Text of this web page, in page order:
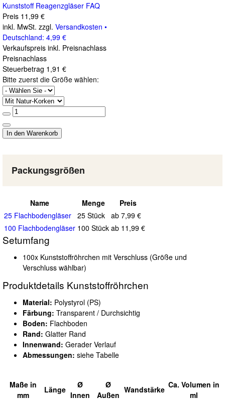
Kunststoff Reagenzgläser FAQ
Preis 11,99 €
inkl. MwSt. zzgl. Versandkosten •
Deutschland: 4,99 €
Verkaufspreis inkl. Preisnachlass
Preisnachlass
Steuerbetrag 1,91 €
Bitte zuerst die Größe wählen:
Packungsgrößen
Name Menge
Preis
25 Flachbodengläser 25 Stück ab 7,99 €
100 Flachbodengläser 100 Stück ab 11,99 €
Setumfang
100x Kunststoffröhrchen mit Verschluss (Größe und
Verschluss wählbar)
Produktdetails Kunststoffröhrchen
Material: Polystyrol (PS)
Färbung: Transparent / Durchsichtig
Boden: Flachboden
Rand: Glatter Rand
Innenwand: Gerader Verlauf
Abmessungen: siehe Tabelle
Maße in
mm
Länge
Ø
Innen
Ø
Außen
Wandstärke Ca. Volumen in
ml